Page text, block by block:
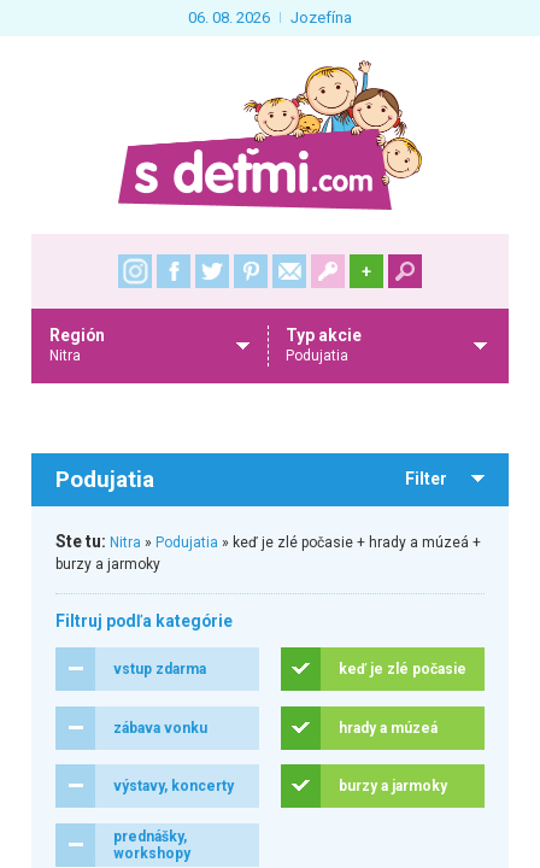
06. 08. 2026 Jozefína
+
Región
Nitra
Typ akcie
Podujatia
Podujatia Filter
Ste tu: Nitra » Podujatia » keď je zlé počasie + hrady a múzeá +
burzy a jarmoky
Filtruj podľa kategórie
vstup zdarma keď je zlé počasie
zábava vonku hrady a múzeá
výstavy, koncerty burzy a jarmoky
prednášky,
workshopy